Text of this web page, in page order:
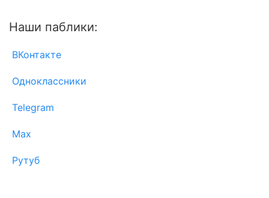
Наши паблики:
ВКонтакте
Одноклассники
Telegram
Max
Рутуб